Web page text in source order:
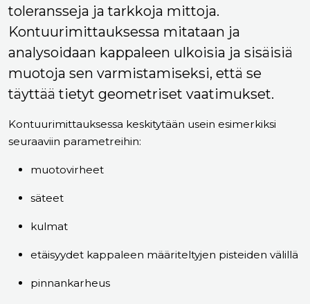
toleransseja ja tarkkoja mittoja.
Kontuurimittauksessa mitataan ja
analysoidaan kappaleen ulkoisia ja sisäisiä
muotoja sen varmistamiseksi, että se
täyttää tietyt geometriset vaatimukset.
Kontuurimittauksessa keskitytään usein esimerkiksi
seuraaviin parametreihin:
muotovirheet
säteet
kulmat
etäisyydet kappaleen määriteltyjen pisteiden välillä
pinnankarheus